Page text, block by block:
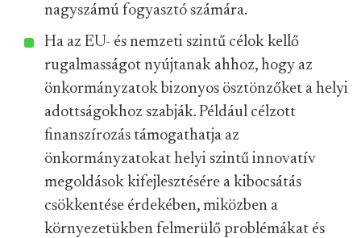
nagyszámú fogyasztó számára.
Ha az EU- és nemzeti szintű célok kellő
rugalmasságot nyújtanak ahhoz, hogy az
önkormányzatok bizonyos ösztönzőket a helyi
adottságokhoz szabják. Például célzott
finanszírozás támogathatja az
önkormányzatokat helyi szintű innovatív
megoldások kifejlesztésére a kibocsátás
csökkentése érdekében, miközben a
környezetükben felmerülő problémákat és